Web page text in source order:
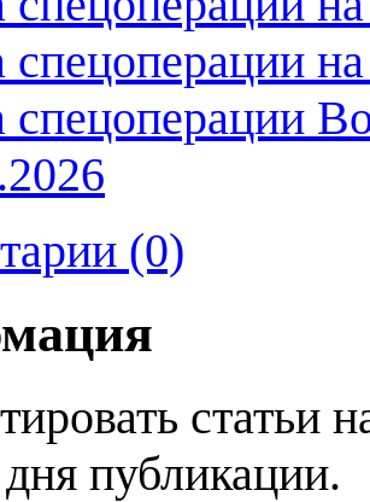
спецоперации
спецоперации
(0)
статьи
публикации.